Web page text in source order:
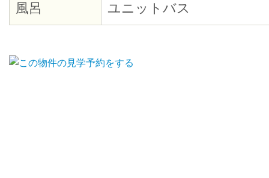
風呂 ユニットバス